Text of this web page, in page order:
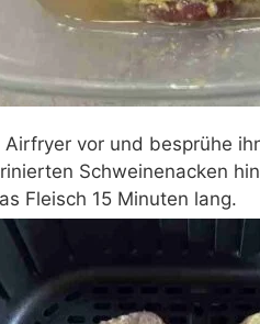
Airfryer vor und besprühe
Schweinenacken
Fleisch 15 Minuten lang.